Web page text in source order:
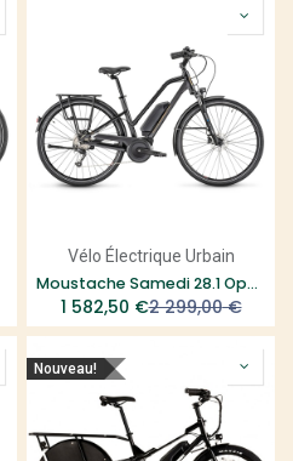
Vélo Électrique Urbain
Moustache Samedi 28.1 Open
1 582,50 €2 299,00€
Nouveau!